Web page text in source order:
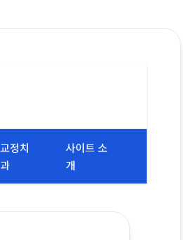
교정치
과
사이트 소
개